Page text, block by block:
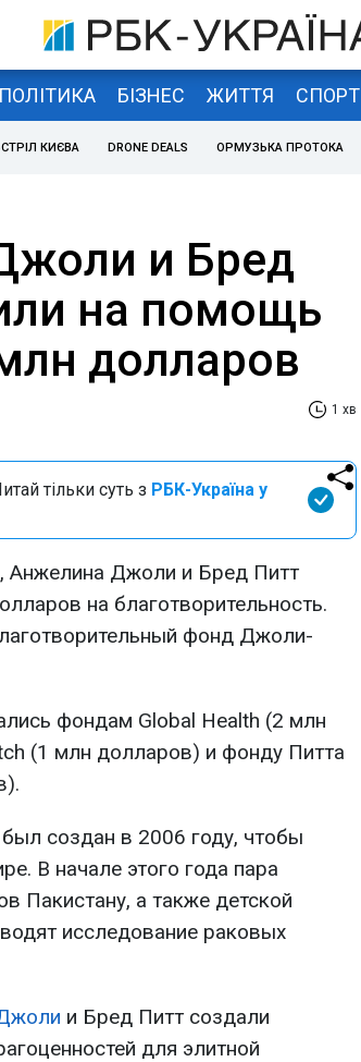
ПОЛІТИКА БІЗНЕС ЖИТТЯ СПОРТ
КИЄВА DRONE DEALS ОРМУЗЬКА ПРОТОКА
и Бред
на помощь
долларов
1 хв
тільки суть з РБК-Україна у
Анжелина Джоли и Бред Питт
на благотворительность.
фонд Джоли-
фондам Global Health (2 млн
(1 млн долларов) и фонду Питта
создан в 2006 году, чтобы
В начале этого года пара
Пакистану, а также детской
исследование раковых
и Бред Питт создали
для элитной